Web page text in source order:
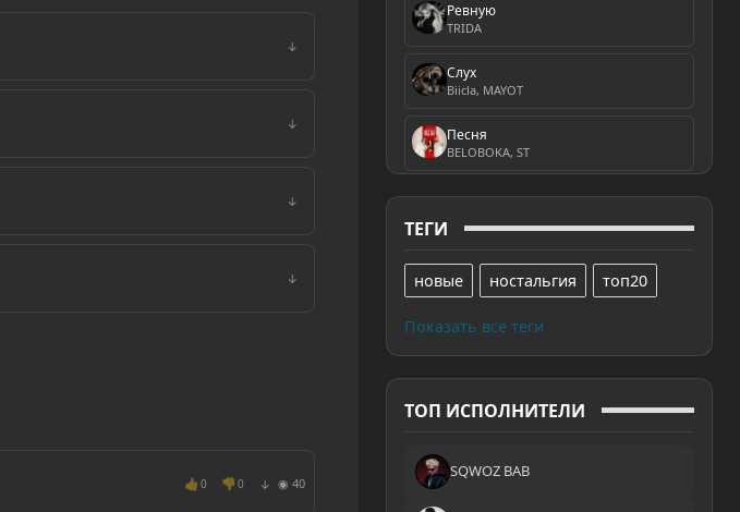
Ревную
TRIDA
Слух
Biicla, MAYOT
Песня
BELOBOKA, ST
ТЕГИ
новые ностальгия топ20
Показать все теги
ТОП ИСПОЛНИТЕЛИ
SQWOZ BAB
↓
↓
↓
↓
👍 0 👎 0 ↓ ◉ 40